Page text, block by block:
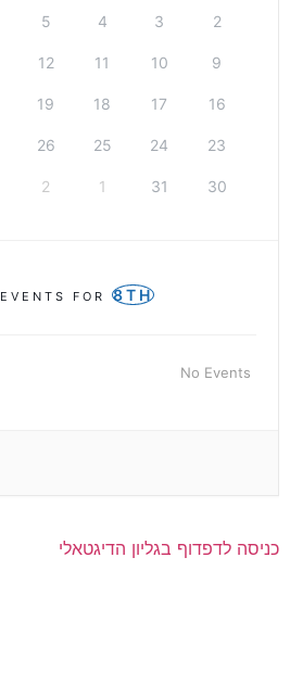
2
3
4
5
9
10
11
12
16
17
18
19
23
24
25
26
30
31
1
2
EVENTS FOR 8TH
No Events
כניסה לדפדוף בגליון הדיגטאלי